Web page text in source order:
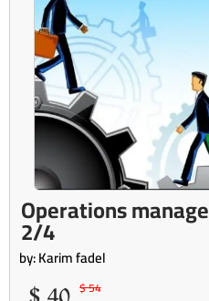
Operations
2/4
by: Karim fadel
40 $ 54 $